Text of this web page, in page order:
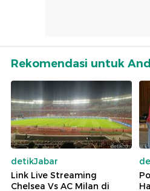
Rekomendasi untuk
detikJabar
Link Live Streaming
Chelsea Vs AC Milan di